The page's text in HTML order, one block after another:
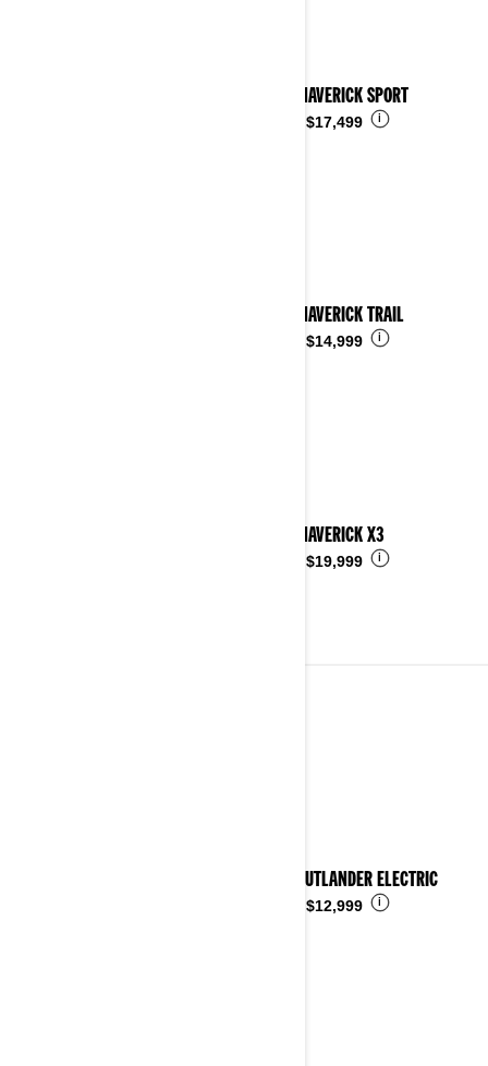
2026 MAVERICK SPORT
$17,499 i
2026 MAVERICK TRAIL
$14,999 i
2026 MAVERICK X3
$19,999 i
2026 OUTLANDER ELECTRIC
$12,999 i